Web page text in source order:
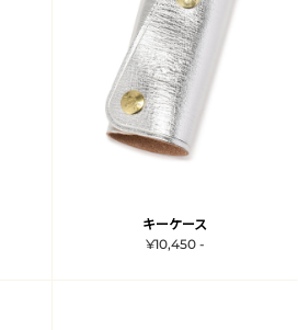
キーケース
¥10,450 -